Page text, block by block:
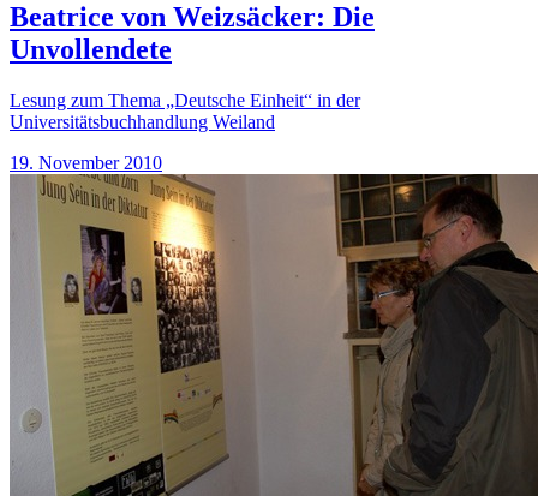
Beatrice von Weizsäcker: Die
Unvollendete
Lesung zum Thema „Deutsche Einheit“ in der
Universitätsbuchhandlung Weiland
19. November 2010